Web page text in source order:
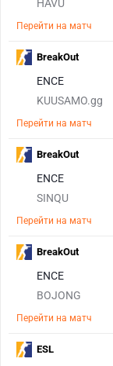
HAVU
Перейти на матч
ENCE
KUUSAMO.gg
Перейти на матч
BreakOut
ENCE
SINQU
Перейти на матч
BreakOut
ENCE
BOJONG
Перейти на матч
BreakOut
ESL